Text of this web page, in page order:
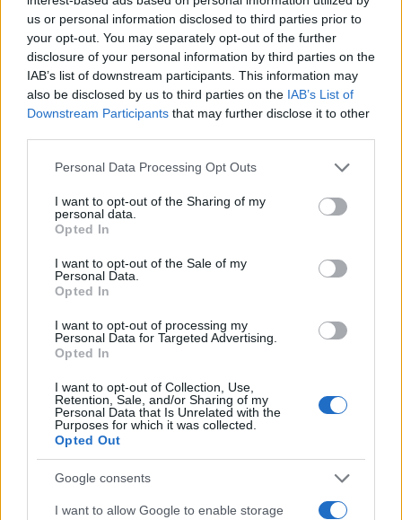
us or personal information disclosed to third parties prior to
your opt-out. You may separately opt-out of the further
disclosure of your personal information by third parties on the
IAB’s list of downstream participants. This information may
also be disclosed by us to third parties on the IAB’s List of
Downstream Participants that may further disclose it to other
Please note that this website/app uses one or more Google
not limited to your visit or usage behaviour. You may click to
grant or deny consent to Google and its third-party tags to
use your data for below specified purposes in below Google
consent section.
Personal Data Processing Opt Outs
I want to opt-out of the Sharing of my
personal data.
Opted In
I want to opt-out of the Sale of my
Personal Data.
Opted In
I want to opt-out of processing my
Personal Data for Targeted Advertising.
Opted In
I want to opt-out of Collection, Use,
Retention, Sale, and/or Sharing of my
Personal Data that Is Unrelated with the
Purposes for which it was collected.
Opted Out
Google consents
I want to allow Google to enable storage
- Οι δύο φάσεις του προγράμματος
Η επιδότηση θα μπορεί να καλύπτει έως και το 95% του
κόστους ανακαίνισης.
14.06.2026 11:43
Τέλιος
Η ΕΕ βάζει στο μικροσκόπιο τα νησιά: Νέα
στρατηγική για στέγαση, υπερτουρισμό και
κλιματική κρίση
Οι τρεις άξονες της ευρωπαϊκής στρατηγικής.
13.06.2026 16:00
Χρήστος